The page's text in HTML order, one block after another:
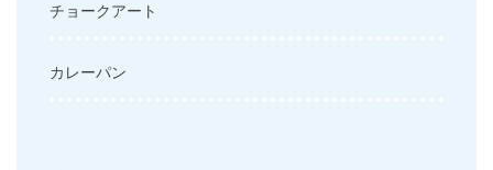
チョークアート
カレーパン